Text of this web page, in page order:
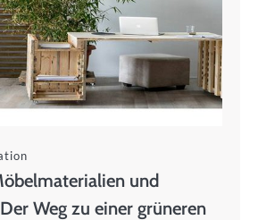
und
Weg zu einer grüneren